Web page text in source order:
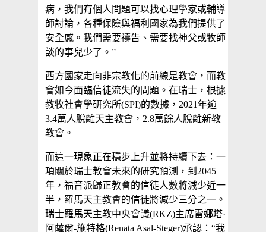
病，我們有個人問題可以找心理學家或輔導
師討論，各種保險與福利國家為我們提供了
安全感。我們需要禱告、需要找神父或牧師
談的事兒少了。”
西方國家走向非宗教化的前線是教會，而教
會如今面臨信徒流失的問題。在瑞士，根據
教牧社會學研究所(SPI)的數據，2021年逾
3.4萬人脫離天主教會，2.8萬餘人脫離新教
教會。
而這一現象正在穩步上升並將持續下去：一
項關於瑞士教會未來的研究預測，到2045
年，福音派歸正教會的信徒人數將減少近一
半，羅馬天主教會的信徒將減少三分之一。
瑞士羅馬天主教中央會議(RKZ)主席雷娜塔·
阿薩爾-施特格(Renata Asal-Steger)承認：“我